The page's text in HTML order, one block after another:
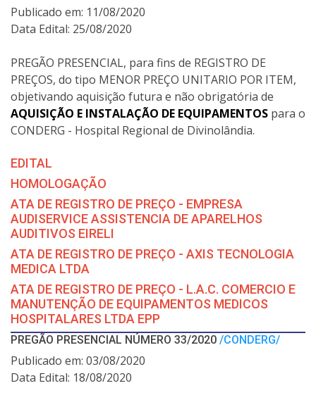
Publicado em: 11/08/2020
Data Edital: 25/08/2020
PREGÃO PRESENCIAL, para fins de REGISTRO DE
PREÇOS, do tipo MENOR PREÇO UNITARIO POR ITEM,
objetivando aquisição futura e não obrigatória de
AQUISIÇÃO E INSTALAÇÃO DE EQUIPAMENTOS para o
CONDERG - Hospital Regional de Divinolândia.
EDITAL
HOMOLOGAÇÃO
ATA DE REGISTRO DE PREÇO - EMPRESA
AUDISERVICE ASSISTENCIA DE APARELHOS
AUDITIVOS EIRELI
ATA DE REGISTRO DE PREÇO - AXIS TECNOLOGIA
MEDICA LTDA
ATA DE REGISTRO DE PREÇO - L.A.C. COMERCIO E
MANUTENÇÃO DE EQUIPAMENTOS MEDICOS
HOSPITALARES LTDA EPP
PREGÃO PRESENCIAL NÚMERO 33/2020 /CONDERG/
Publicado em: 03/08/2020
Data Edital: 18/08/2020